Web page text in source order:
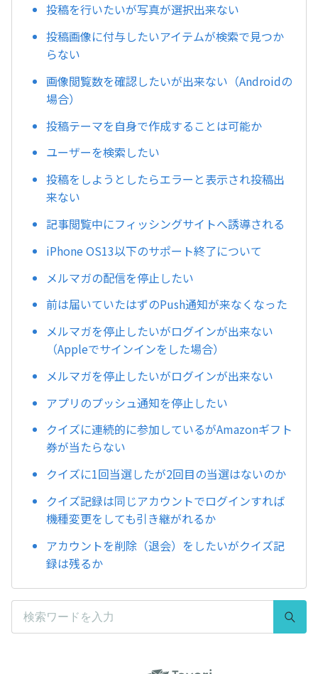
投稿を行いたいが写真が選択出来ない
投稿画像に付与したいアイテムが検索で見つか
らない
画像閲覧数を確認したいが出来ない（Androidの
場合）
投稿テーマを自身で作成することは可能か
ユーザーを検索したい
投稿をしようとしたらエラーと表示され投稿出
来ない
記事閲覧中にフィッシングサイトへ誘導される
iPhone OS13以下のサポート終了について
メルマガの配信を停止したい
前は届いていたはずのPush通知が来なくなった
メルマガを停止したいがログインが出来ない
（Appleでサインインをした場合）
メルマガを停止したいがログインが出来ない
アプリのプッシュ通知を停止したい
クイズに連続的に参加しているがAmazonギフト
券が当たらない
クイズに1回当選したが2回目の当選はないのか
クイズ記録は同じアカウントでログインすれば
機種変更をしても引き継がれるか
アカウントを削除（退会）をしたいがクイズ記
録は残るか